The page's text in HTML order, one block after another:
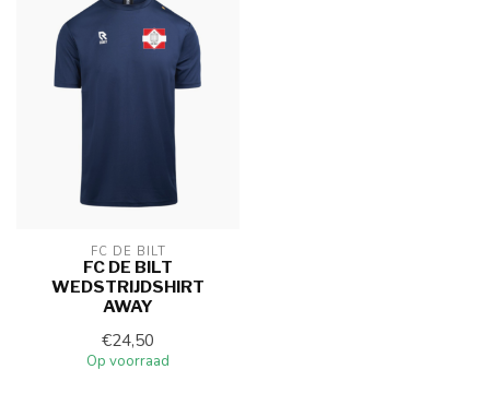
FC DE BILT
FC DE BILT
WEDSTRIJDSHIRT
AWAY
€24,50
Op voorraad